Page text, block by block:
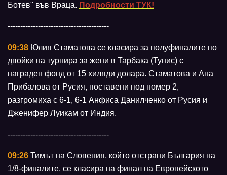
Ботев" във Враца. Подробности ТУК!
----------------------------------------
09:38 Юлия Стаматова се класира за полуфиналите по
двойки на турнира за жени в Тарбака (Тунис) с
награден фонд от 15 хиляди долара. Стаматова и Ана
Прибалова от Русия, поставени под номер 2,
разгромиха с 6-1, 6-1 Анфиса Данилченко от Русия и
Дженифер Луикам от Индия.
----------------------------------------
09:26 Тимът на Словения, който отстрани България на
1/8-финалите, се класира на финал на Европейското